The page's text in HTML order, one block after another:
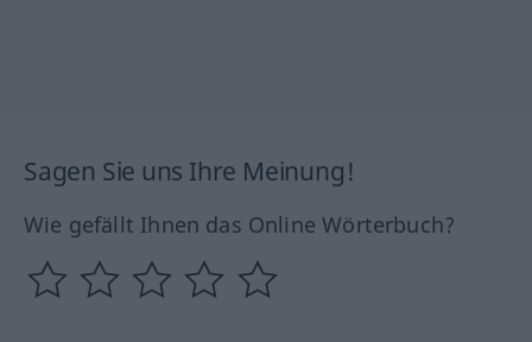
Sagen Sie uns Ihre Meinung!
Wie gefällt Ihnen das Online Wörterbuch?